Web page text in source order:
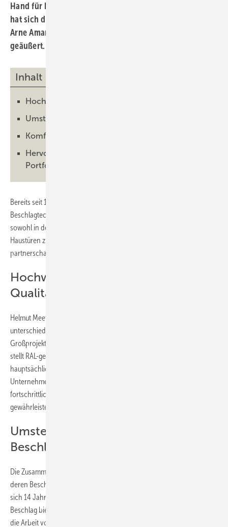
Hand für hochwertige Fenster- und Türlösungen. Jetzt
hat sich der neue Geschäftsführer bei Helmut Meeth,
Arne Amann zu den Erfolgsfaktoren dieser Partnerschaft
geäußert.
Inhalt
Hochwertige Bauteile für Qualitätsprodukte
Umstellung auf Siegenia Beschlagtechnik
Komfortpilzbolzen reduziert Reklamationen
Hervorragende Erfahrungen mit dem Siegenia-
Portfolio
Bereits seit 1994 setzt die Helmut Meeth GmbH & Co. KG auf die
Beschlagtechnik von Siegenia. Diese langjährige Partnerschaft, die
sowohl in der Fensterfertigung als auch bei Schiebetürsystemen und
Haustüren zum Einsatz kommt, steht für höchste Qualität und ein
partnerschaftliches Miteinander.
Hochwertige Bauteile für
Qualitätsprodukte
Helmut Meeth bietet seit fast 40 Jahren Lösungen für
unterschiedlichste Bauvorhaben – vom Einfamilienhaus bis zum
Großprojekt. Das Unternehmen aus Wittlich-Wengerohr in der Eifel
stellt RAL-geprüfte Fenster, Haustüren und Schiebeanlagen her,
hauptsächlich aus PVC. Seit der Gründung im Jahr 1985 legt das
Unternehmen großen Wert auf Qualität, was durch den Einsatz
fortschrittlicher Fertigungstechnologien und hochwertiger Bauteile
gewährleistet wird.
Umstellung auf Siegenia
Beschlagtechnik
Die Zusammenarbeit mit Siegenia begann 1994 mit der Umstellung auf
deren Beschlagtechnik. Der Favorit Dreh-Kipp-Beschlag bewährte
sich 14 Jahre lang, bevor 2008 der Titan iP eingeführt wurde. Dieser
Beschlag bietet umfangreiche Einstellmöglichkeiten und erleichtert
die Arbeit von Händlern, Handwerkern und Monteuren erheblich.